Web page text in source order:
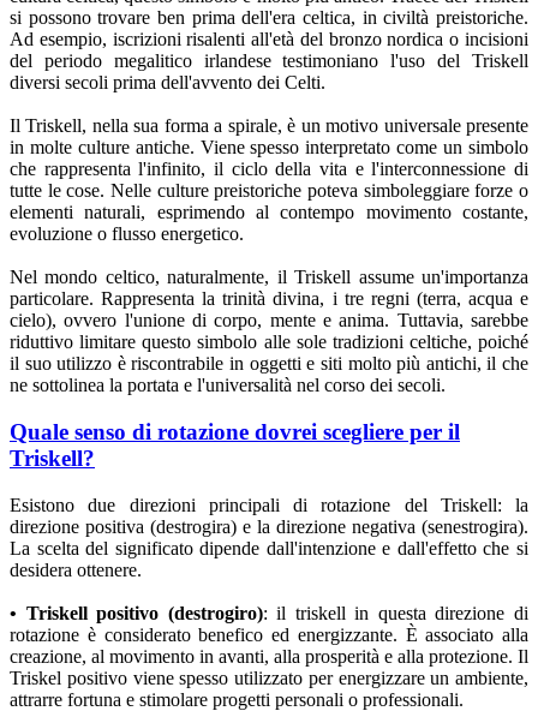
si possono trovare ben prima dell'era celtica, in civiltà preistoriche.
Ad esempio, iscrizioni risalenti all'età del bronzo nordica o incisioni
del periodo megalitico irlandese testimoniano l'uso del Triskell
diversi secoli prima dell'avvento dei Celti.
Il Triskell, nella sua forma a spirale, è un motivo universale presente
in molte culture antiche. Viene spesso interpretato come un simbolo
che rappresenta l'infinito, il ciclo della vita e l'interconnessione di
tutte le cose. Nelle culture preistoriche poteva simboleggiare forze o
elementi naturali, esprimendo al contempo movimento costante,
evoluzione o flusso energetico.
Nel mondo celtico, naturalmente, il Triskell assume un'importanza
particolare. Rappresenta la trinità divina, i tre regni (terra, acqua e
cielo), ovvero l'unione di corpo, mente e anima. Tuttavia, sarebbe
riduttivo limitare questo simbolo alle sole tradizioni celtiche, poiché
il suo utilizzo è riscontrabile in oggetti e siti molto più antichi, il che
ne sottolinea la portata e l'universalità nel corso dei secoli.
Quale senso di rotazione dovrei scegliere per il
Triskell?
Esistono due direzioni principali di rotazione del Triskell: la
direzione positiva (destrogira) e la direzione negativa (senestrogira).
La scelta del significato dipende dall'intenzione e dall'effetto che si
desidera ottenere.
• Triskell positivo (destrogiro): il triskell in questa direzione di
rotazione è considerato benefico ed energizzante. È associato alla
creazione, al movimento in avanti, alla prosperità e alla protezione. Il
Triskel positivo viene spesso utilizzato per energizzare un ambiente,
attrarre fortuna e stimolare progetti personali o professionali.